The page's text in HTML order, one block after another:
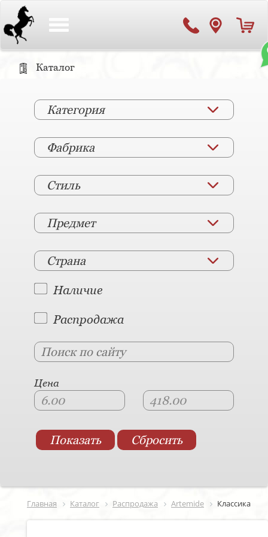
Каталог
Категория
Фабрика
Стиль
Предмет
Страна
Наличие
Распродажа
Цена
Главная Каталог Распродажа Artemide Классика